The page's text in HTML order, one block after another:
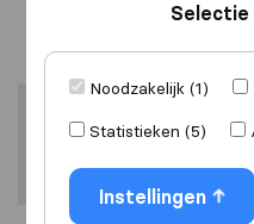
Noodzakelijk (1)
Statistieken (5)
Instellingen